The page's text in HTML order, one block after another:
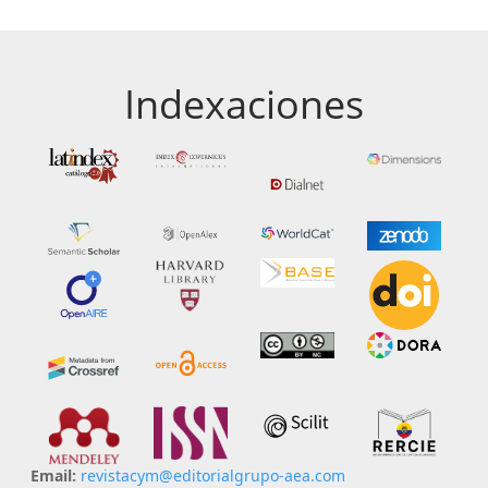
Indexaciones
Email: revistacym@editorialgrupo-aea.com